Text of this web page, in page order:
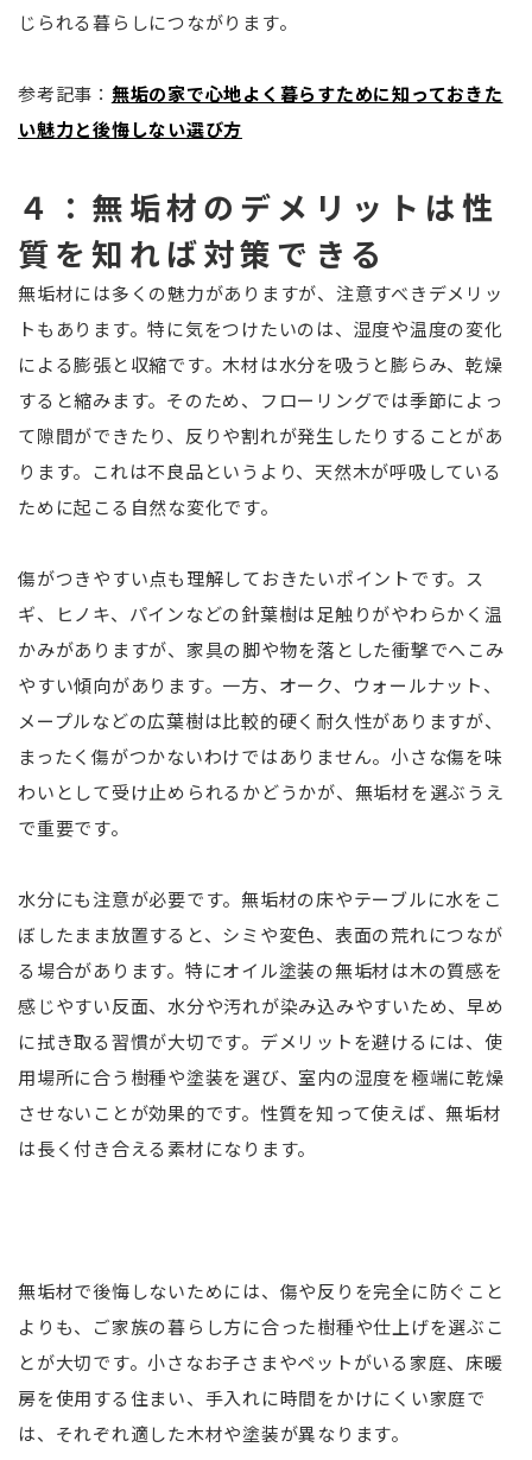
じられる暮らしにつながります。
参考記事： 無垢の家で心地よく暮らすために知っておきた
い魅力と後悔しない選び方
４：無垢材のデメリットは性
質を知れば対策できる
無垢材には多くの魅力がありますが、注意すべきデメリッ
トもあります。特に気をつけたいのは、湿度や温度の変化
による膨張と収縮です。木材は水分を吸うと膨らみ、乾燥
すると縮みます。そのため、フローリングでは季節によっ
て隙間ができたり、反りや割れが発生したりすることがあ
ります。これは不良品というより、天然木が呼吸している
ために起こる自然な変化です。
傷がつきやすい点も理解しておきたいポイントです。ス
ギ、ヒノキ、パインなどの針葉樹は足触りがやわらかく温
かみがありますが、家具の脚や物を落とした衝撃でへこみ
やすい傾向があります。一方、オーク、ウォールナット、
メープルなどの広葉樹は比較的硬く耐久性がありますが、
まったく傷がつかないわけではありません。小さな傷を味
わいとして受け止められるかどうかが、無垢材を選ぶうえ
で重要です。
水分にも注意が必要です。無垢材の床やテーブルに水をこ
ぼしたまま放置すると、シミや変色、表面の荒れにつなが
る場合があります。特にオイル塗装の無垢材は木の質感を
感じやすい反面、水分や汚れが染み込みやすいため、早め
に拭き取る習慣が大切です。デメリットを避けるには、使
用場所に合う樹種や塗装を選び、室内の湿度を極端に乾燥
させないことが効果的です。性質を知って使えば、無垢材
は長く付き合える素材になります。
無垢材で後悔しないためには、傷や反りを完全に防ぐこと
よりも、ご家族の暮らし方に合った樹種や仕上げを選ぶこ
とが大切です。小さなお子さまやペットがいる家庭、床暖
房を使用する住まい、手入れに時間をかけにくい家庭で
は、それぞれ適した木材や塗装が異なります。